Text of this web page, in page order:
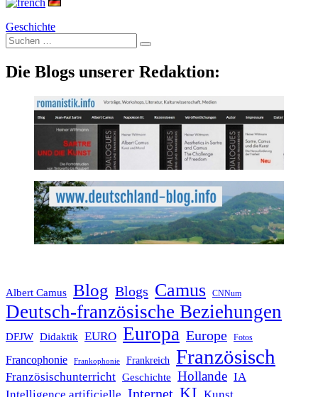
Geschichte
Suche
nach:
Die Blogs unserer Redaktion:
Albert Camus Blog Blogs Camus CNNum
Deutsch-französische Beziehungen
DFJW Didaktik EURO Europa Europe Fotos
Francophonie Frankophonie Frankreich Französisch
Französischunterricht Geschichte Hollande IA
Internet KI